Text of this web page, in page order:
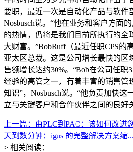
要职，最近一次是自动化产品与软件
Nosbusch说。“他在业务和客户方面
的热情，仍将是我们目前所执行的全
大财富。”BobRuff（最近任职CPS的
亚太区总裁。这是公司增长最快的区
售额增长达约30%。“Bob在公司任职
经验的高管之一，有着丰富的销售管
知识”，Nosbusch说。“他负责加快这
立与关键客户和合作伙伴之间的良好
上一篇：由PLC到PAC：该如何改进
天到数分钟：igus 的完整解决方案缩...
> 相关阅读：